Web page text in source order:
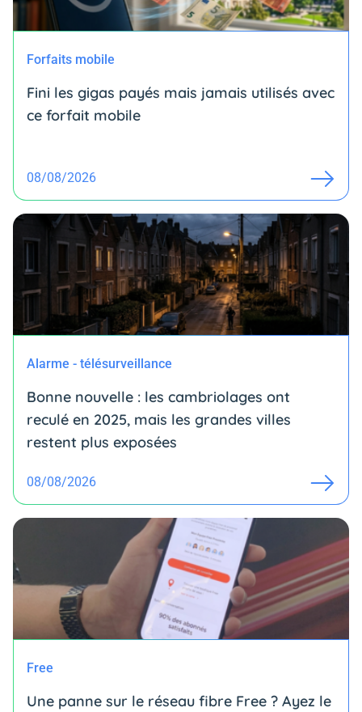
Forfaits mobile
Fini les gigas payés mais jamais utilisés avec
ce forfait mobile
08/08/2026
Alarme - télésurveillance
Bonne nouvelle : les cambriolages ont
reculé en 2025, mais les grandes villes
restent plus exposées
08/08/2026
Free
Une panne sur le réseau fibre Free ? Ayez le